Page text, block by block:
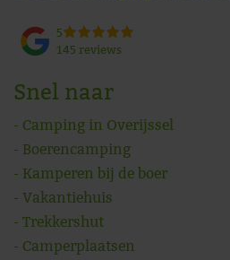
5
145 reviews
Snel naar
Camping in Overijssel
Boerencamping
Kamperen bij de boer
Vakantiehuis
Trekkershut
Camperplaatsen